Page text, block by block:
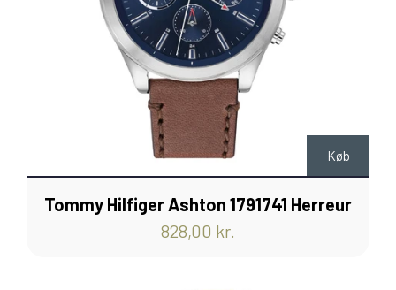
Køb
Tommy Hilfiger Ashton 1791741 Herreur
828,00 kr.